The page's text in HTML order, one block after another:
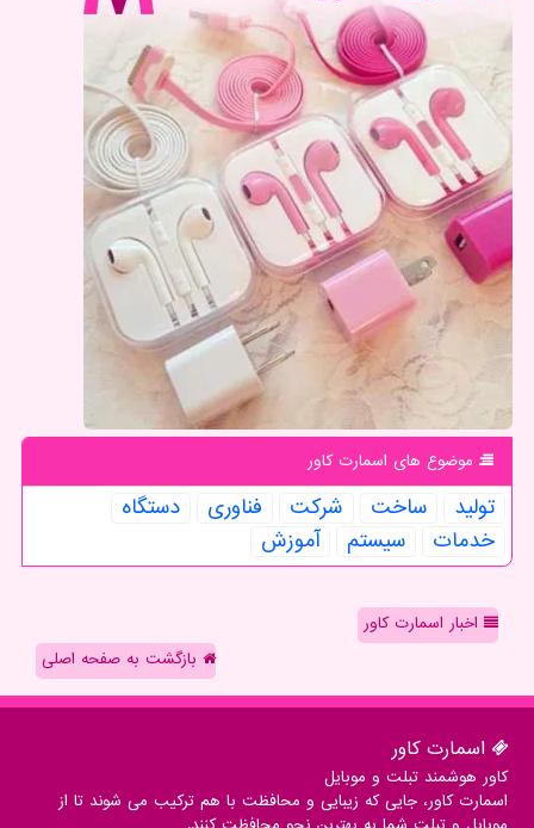
موضوع های اسمارت كاور
تولید ساخت شركت فناوری
دستگاه
خدمات
سیستم آموزش
اخبار اسمارت کاور
بازگشت به صفحه اصلی
اسمارت كاور
کاور هوشمند تبلت و موبایل
اسمارت کاور، جایی که زیبایی و محافظت با هم ترکیب می شوند تا از